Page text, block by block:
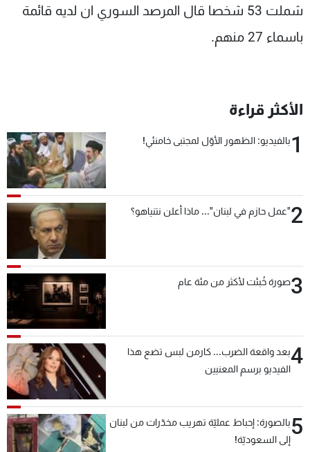
شملت 53 شخصا قال المرصد السوري ان لديه قائمة
باسماء 27 منهم.
الأكثر قراءة
1بالفيديو: الظهور الأوّل لمجتبى خامنئي!
2"عمل حازم في لبنان"... ماذا أعلن نتنياهو؟
3صورة خُبئت لأكثر من مئة عام
4بعد واقعة الضرب... كارمن لبس تضع هذا
الفيديو برسم المعنيين
5بالصورة: إحباط عمليّة تهريب مخدّرات من لبنان
إلى السعوديّة!